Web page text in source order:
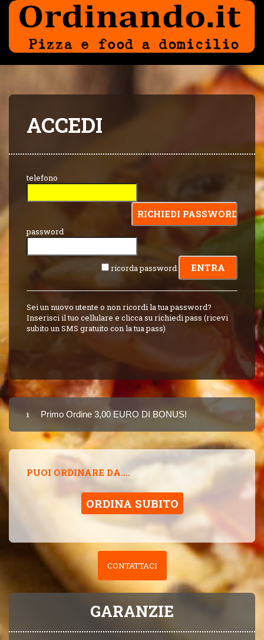
ACCEDI
telefono
password
ricorda password
Sei un nuovo utente o non ricordi la tua password?
Inserisci il tuo cellulare e clicca su richiedi pass (ricevi
subito un SMS gratuito con la tua pass)
Primo Ordine 3,00 EURO DI BONUS!
8 PUNTI 3,00
PUOI ORDINARE DA....
ORDINA SUBITO
CONTATTACI
GARANZIE